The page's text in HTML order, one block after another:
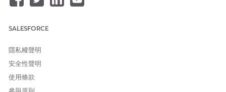
程。
更新帳單
部署此範本以允許「HR 服務代表」標準化對現有帳單的修改或
提交小組認可
SALESFORCE
隱私權聲明
安全性聲明
使用條款